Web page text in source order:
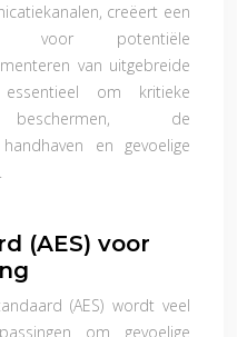
creëert een
voor potentiële
van uitgebreide
essentieel om kritieke
de
en gevoelige
(AES) voor
(AES) wordt veel
om gevoelige